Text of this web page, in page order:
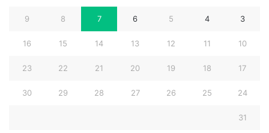
3
4
5
6
7
8
9
10
11
12
13
14
15
16
17
18
19
20
21
22
23
24
25
26
27
28
29
30
31